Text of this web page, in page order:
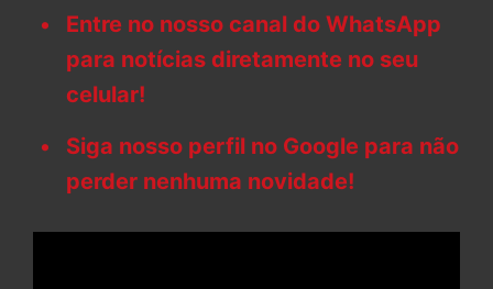
Entre no nosso canal do WhatsApp
para notícias diretamente no seu
celular!
Siga nosso perfil no Google para não
perder nenhuma novidade!